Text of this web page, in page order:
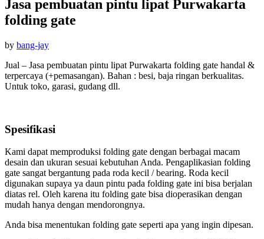
Jasa pembuatan pintu lipat Purwakarta
folding gate
by bang-jayPosted
Jual – Jasa pembuatan pintu lipat Purwakarta folding gate handal &
terpercaya (+pemasangan). Bahan : besi, baja ringan berkualitas.
Untuk toko, garasi, gudang dll.
Spesifikasi
Kami dapat memproduksi folding gate dengan berbagai macam
desain dan ukuran sesuai kebutuhan Anda. Pengaplikasian folding
gate sangat bergantung pada roda kecil / bearing. Roda kecil
digunakan supaya ya daun pintu pada folding gate ini bisa berjalan
diatas rel. Oleh karena itu folding gate bisa dioperasikan dengan
mudah hanya dengan mendorongnya.
Anda bisa menentukan folding gate seperti apa yang ingin dipesan.